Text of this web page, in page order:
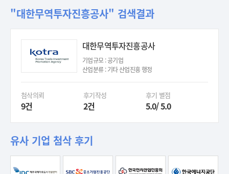
"대한무역투자진흥공사" 검색결과
대한무역투자진흥공사
기업규모 : 공기업
산업분류 : 기타 산업진흥 행정
첨삭의뢰
9건
후기작성
2건
후기 별점
5.0/ 5.0
유사 기업 첨삭 후기